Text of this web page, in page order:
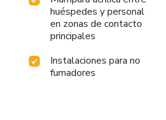
huéspedes y personal
en zonas de contacto
principales
Instalaciones para no
fumadores